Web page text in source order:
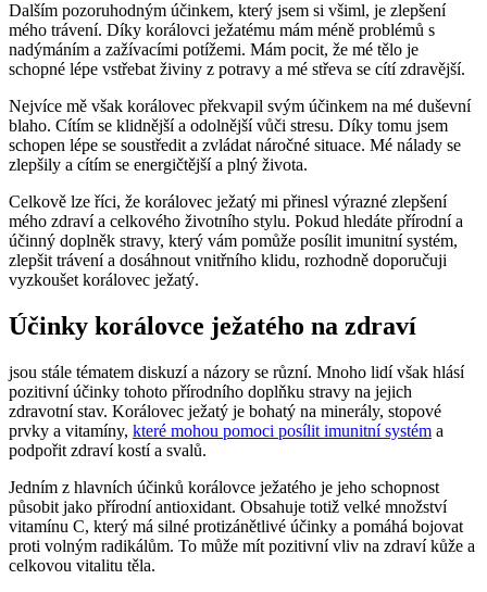
Dalším pozoruhodným účinkem, který jsem si všiml, je zlepšení
mého trávení. Díky korálovci ježatému mám méně problémů s
nadýmáním a zažívacími potížemi. Mám pocit, že mé tělo je
schopné lépe vstřebat živiny z potravy a mé střeva se cítí zdravější.
Nejvíce mě však korálovec překvapil svým účinkem na mé duševní
blaho. Cítím se klidnější a odolnější vůči stresu. Díky tomu jsem
schopen lépe se soustředit a zvládat náročné situace. Mé nálady se
zlepšily a cítím se energičtější a plný života.
Celkově lze říci, že korálovec ježatý mi přinesl výrazné zlepšení
mého zdraví a celkového životního stylu. Pokud hledáte přírodní a
účinný doplněk stravy, který vám pomůže posílit imunitní systém,
zlepšit trávení a dosáhnout vnitřního klidu, rozhodně doporučuji
vyzkoušet korálovec ježatý.
Účinky korálovce ježatého na zdraví
jsou stále tématem diskuzí a názory se různí. Mnoho lidí však hlásí
pozitivní účinky tohoto přírodního doplňku stravy na jejich
zdravotní stav. Korálovec ježatý je bohatý na minerály, stopové
prvky a vitamíny, které mohou pomoci posílit imunitní systém a
podpořit zdraví kostí a svalů.
Jedním z hlavních účinků korálovce ježatého je jeho schopnost
působit jako přírodní antioxidant. Obsahuje totiž velké množství
vitamínu C, který má silné protizánětlivé účinky a pomáhá bojovat
proti volným radikálům. To může mít pozitivní vliv na zdraví kůže a
celkovou vitalitu těla.